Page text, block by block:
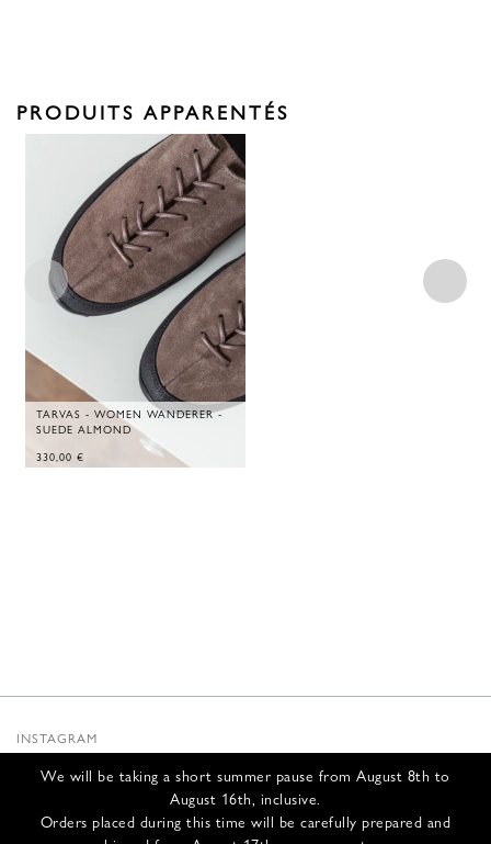
We will be taking a short summer pause from August 8th to
August 16th, inclusive.
Orders placed during this time will be carefully prepared and
PRODUITS APPARENTÉS
TARVAS - WOMEN WANDERER -
SUEDE ALMOND
330,00 €
INSTAGRAM
INFOS